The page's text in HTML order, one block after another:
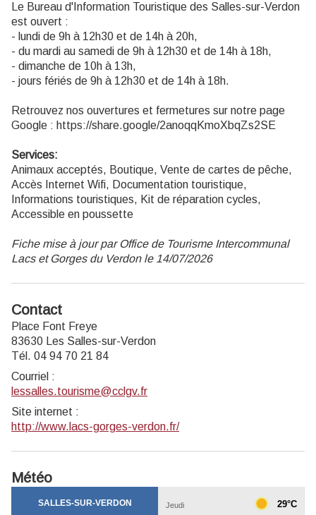
Le Bureau d'Information Touristique des Salles-sur-Verdon
est ouvert :
- lundi de 9h à 12h30 et de 14h à 20h,
- du mardi au samedi de 9h à 12h30 et de 14h à 18h,
- dimanche de 10h à 13h,
- jours fériés de 9h à 12h30 et de 14h à 18h.
Retrouvez nos ouvertures et fermetures sur notre page
Google : https://share.google/2anoqqKmoXbqZs2SE
Services:
Animaux acceptés, Boutique, Vente de cartes de pêche,
Accès Internet Wifi, Documentation touristique,
Informations touristiques, Kit de réparation cycles,
Accessible en poussette
Fiche mise à jour par Office de Tourisme Intercommunal
Lacs et Gorges du Verdon le 14/07/2026
Contact
Place Font Freye
83630 Les Salles-sur-Verdon
Tél. 04 94 70 21 84
Courriel :
lessalles.tourisme@cclgv.fr
Site internet :
http://www.lacs-gorges-verdon.fr/
Météo